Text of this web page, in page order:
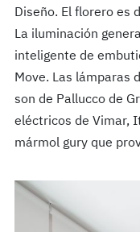
Diseño. El florero es
La iluminación
inteligente de
Move. Las lámparas
son de Pallucco de
eléctricos de Vimar,
mármol gury que